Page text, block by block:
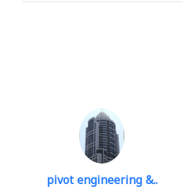
pivot engineering &..